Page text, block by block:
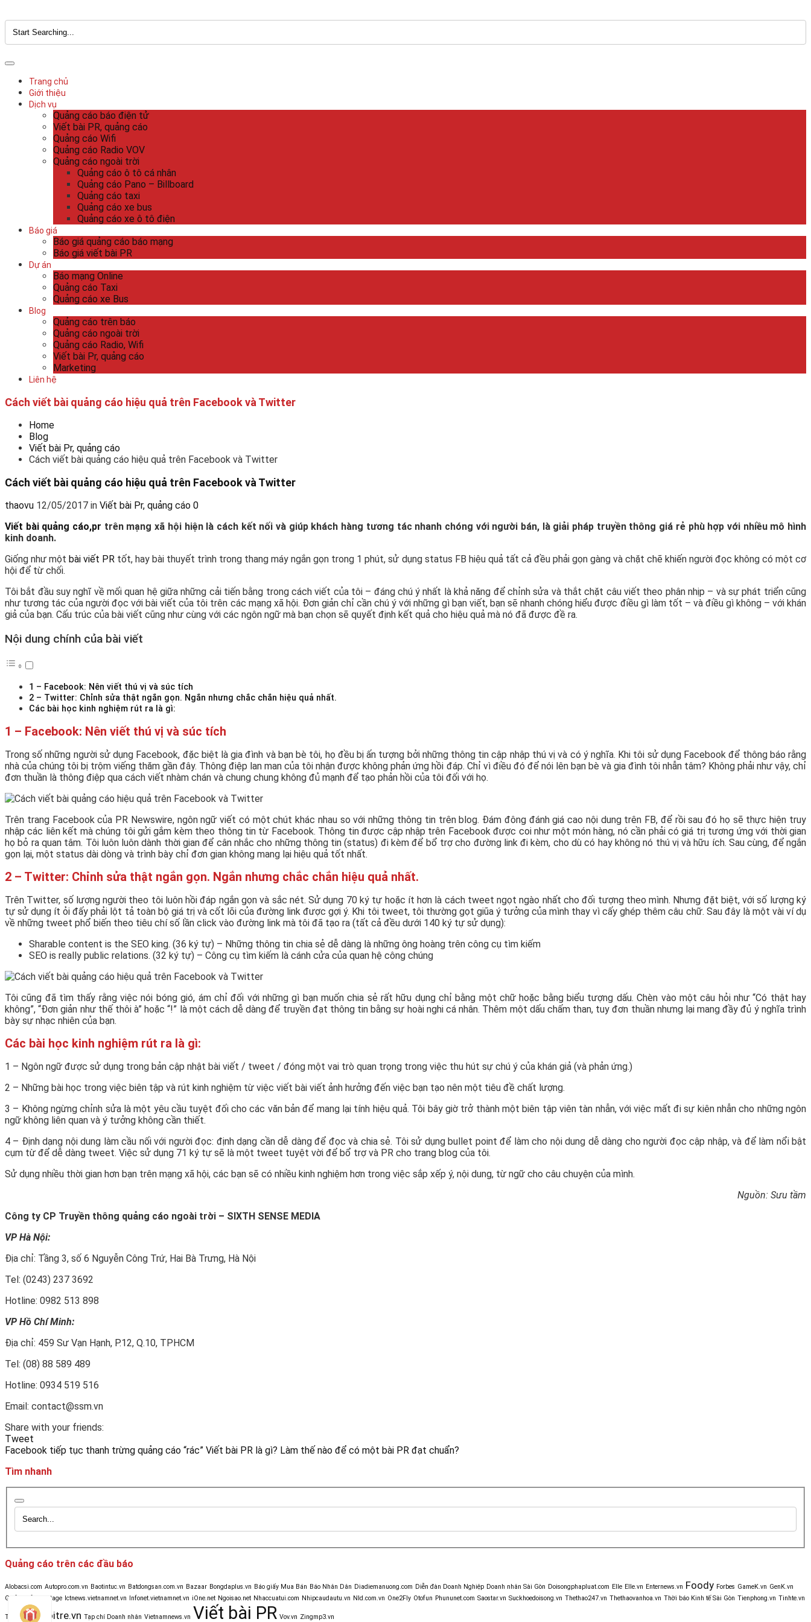
Trang chủ
Giới thiệu
Dịch vụ
Quảng cáo báo điện tử
Viết bài PR, quảng cáo
Quảng cáo Wifi
Quảng cáo Radio VOV
Quảng cáo ngoài trời
Quảng cáo ô tô cá nhân
Quảng cáo Pano – Billboard
Quảng cáo taxi
Quảng cáo xe bus
Quảng cáo xe ô tô điện
Báo giá
Báo giá quảng cáo báo mạng
Báo giá viết bài PR
Dự án
Báo mạng Online
Quảng cáo Taxi
Quảng cáo xe Bus
Blog
Quảng cáo trên báo
Quảng cáo ngoài trời
Quảng cáo Radio, Wifi
Viết bài Pr, quảng cáo
Marketing
Liên hệ
Cách viết bài quảng cáo hiệu quả trên Facebook và Twitter
Home
Blog
Viết bài Pr, quảng cáo
Cách viết bài quảng cáo hiệu quả trên Facebook và Twitter
Cách viết bài quảng cáo hiệu quả trên Facebook và Twitter
thaovu 12/05/2017 in Viết bài Pr, quảng cáo 0
Viết bài quảng cáo,pr trên mạng xã hội hiện là cách kết nối và giúp khách hàng tương tác nhanh chóng với người bán, là giải pháp truyền thông giá rẻ phù hợp với nhiều mô hình
kinh doanh.
Giống như mộtbài viết PR tốt, hay bài thuyết trình trong thang máy ngắn gọn trong 1 phút, sử dụng status FB hiệu quả tất cả đều phải gọn gàng và chặt chẽ khiến người đọc không có một cơ
hội để từ chối.
Tôi bắt đầu suy nghĩ về mối quan hệ giữa những cải tiến bằng trong cách viết của tôi – đáng chú ý nhất là khả năng để chỉnh sửa và thắt chặt câu viết theo phân nhịp – và sự phát triển cũng
như tương tác của người đọc với bài viết của tôi trên các mạng xã hội. Đơn giản chỉ cần chú ý với những gì bạn viết, bạn sẽ nhanh chóng hiểu được điều gì làm tốt – và điều gì không – với khán
giả của bạn. Cấu trúc của bài viết cũng như cùng với các ngôn ngữ mà bạn chọn sẽ quyết định kết quả cho hiệu quả mà nó đã được đề ra.
Nội dung chính của bài viết
1 – Facebook: Nên viết thú vị và súc tích
2 – Twitter: Chỉnh sửa thật ngắn gọn. Ngắn nhưng chắc chắn hiệu quả nhất.
Các bài học kinh nghiệm rút ra là gì:
1 – Facebook: Nên viết thú vị và súc tích
Trong số những người sử dụng Facebook, đặc biệt là gia đình và bạn bè tôi, họ đều bị ấn tượng bởi những thông tin cập nhập thú vị và có ý nghĩa. Khi tôi sử dụng Facebook để thông báo rằng
nhà của chúng tôi bị trộm viếng thăm gần đây. Thông điệp lan man của tôi nhận được không phản ứng hồi đáp. Chỉ vì điều đó để nói lên bạn bè và gia đình tôi nhẫn tâm? Không phải như vậy, chỉ
đơn thuần là thông điệp qua cách viết nhàm chán và chung chung không đủ mạnh để tạo phản hồi của tôi đối với họ.
Trên trang Facebook của PR Newswire, ngôn ngữ viết có một chút khác nhau so với những thông tin trên blog. Đám đông đánh giá cao nội dung trên FB, để rồi sau đó họ sẽ thực hiện truy
nhập các liên kết mà chúng tôi gửi gắm kèm theo thông tin từ Facebook. Thông tin được cập nhập trên Facebook được coi như một món hàng, nó cần phải có giá trị tương ứng với thời gian
họ bỏ ra quan tâm. Tôi luôn luôn dành thời gian để cân nhắc cho những thông tin (status) đi kèm để bổ trợ cho đường link đi kèm, cho dù có hay không nó thú vị và hữu ích. Sau cùng, để ngắn
gọn lại, một status dài dòng và trình bày chỉ đơn gian không mang lại hiệu quả tốt nhất.
2 – Twitter: Chỉnh sửa thật ngắn gọn. Ngắn nhưng chắc chắn hiệu quả nhất.
Trên Twitter, số lượng người theo tôi luôn hồi đáp ngắn gọn và sắc nét. Sử dụng 70 ký tự hoặc ít hơn là cách tweet ngọt ngào nhất cho đối tượng theo mình. Nhưng đặt biệt, với số lượng ký
tự sử dụng ít ỏi đấy phải lột tả toàn bộ giá trị và cốt lõi của đường link được gợi ý. Khi tôi tweet, tôi thường gọt giũa ý tưởng của mình thay vì cấy ghép thêm câu chữ. Sau đây là một vài ví dụ
về những tweet phổ biến theo tiêu chí số lần click vào đường link mà tôi đã tạo ra (tất cả đều dưới 140 ký tự sử dụng):
Sharable content is the SEO king. (36 ký tự) – Những thông tin chia sẻ dễ dàng là những ông hoàng trên công cụ tìm kiếm
SEO is really public relations. (32 ký tự) – Công cụ tìm kiếm là cánh cửa của quan hệ công chúng
Tôi cũng đã tìm thấy rằng việc nói bóng gió, ám chỉ đối với những gì bạn muốn chia sẻ rất hữu dụng chỉ bằng một chữ hoặc bằng biểu tượng dấu. Chèn vào một câu hỏi như “Có thật hay
không”, “Đơn giản như thế thôi à” hoặc “!” là một cách dễ dàng để truyền đạt thông tin bằng sự hoài nghi cá nhân. Thêm một dấu chấm than, tuy đơn thuần nhưng lại mang đầy đủ ý nghĩa trình
bày sự nhạc nhiên của bạn.
Các bài học kinh nghiệm rút ra là gì:
1 – Ngôn ngữ được sử dụng trong bản cập nhật bài viết / tweet / đóng một vai trò quan trọng trong việc thu hút sự chú ý của khán giả (và phản ứng.)
2 – Những bài học trong việc biên tập và rút kinh nghiệm từ việc viết bài viết ảnh hưởng đến việc bạn tạo nên một tiêu đề chất lượng.
3 – Không ngừng chỉnh sửa là một yêu cầu tuyệt đối cho các văn bản để mang lại tính hiệu quả. Tôi bây giờ trở thành một biên tập viên tàn nhẫn, với việc mất đi sự kiên nhẫn cho những ngôn
ngữ không liên quan và ý tưởng không cần thiết.
4 – Định dạng nội dung làm cầu nối với người đọc: định dạng cần dễ dàng để đọc và chia sẻ. Tôi sử dụng bullet point để làm cho nội dung dễ dàng cho người đọc cập nhập, và để làm nổi bật
cụm từ để dễ dàng tweet. Việc sử dụng 71 ký tự sẽ là một tweet tuyệt vời để bổ trợ và PR cho trang blog của tôi.
Sử dụng nhiều thời gian hơn bạn trên mạng xã hội, các bạn sẽ có nhiều kinh nghiệm hơn trong việc sắp xếp ý, nội dung, từ ngữ cho câu chuyện của mình.
Nguồn: Sưu tầm
Công ty CP Truyền thông quảng cáo ngoài trời – SIXTH SENSE MEDIA
VP Hà Nội:
Địa chỉ: Tầng 3, số 6 Nguyễn Công Trứ, Hai Bà Trưng, Hà Nội
Tel: (0243) 237 3692
Hotline: 0982 513 898
VP Hồ Chí Minh:
Địa chỉ: 459 Sư Vạn Hạnh, P.12, Q.10, TPHCM
Tel: (08) 88 589 489
Hotline: 0934 519 516
Email: contact@ssm.vn
Share with your friends:
Tweet
Facebook tiếp tục thanh trừng quảng cáo “rác” Viết bài PR là gì? Làm thế nào để có một bài PR đạt chuẩn?
Tìm nhanh
Quảng cáo trên các đầu báo
Alobacsi.com Autopro.com.vn Baotintuc.vn Batdongsan.com.vn Bazaar Bongdaplus.vn Báo giấy Mua Bán Báo Nhân Dân Diadiemanuong.com Diễn đàn Doanh Nghiệp Doanh nhân Sài Gòn Doisongphapluat.com Elle Elle.vn Enternews.vn Foody Forbes GameK.vn GenK.vn
Golf & Life
Heritage Ictnews.vietnamnet.vn Infonet.vietnamnet.vn iOne.net Ngoisao.net Nhaccuatui.com Nhipcaudautu.vn Nld.com.vn One2Fly Otofun Phununet.com Saostar.vn Suckhoedoisong.vn Thethao247.vn Thethaovanhoa.vn Thời báo Kinh tế Sài Gòn Tienphong.vn Tinhte.vn
Tinmoi.vn Tuoitre.vn Tạp chí Doanh nhân Vietnamnews.vn Viết bài PR Vov.vn Zingmp3.vn